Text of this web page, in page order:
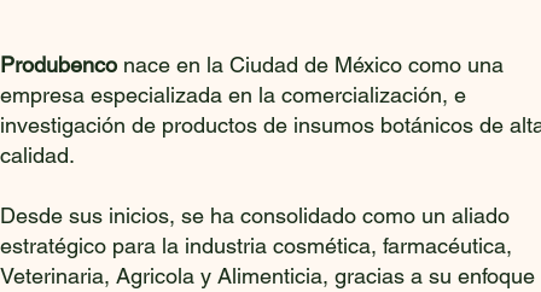
Produbenco nace en la Ciudad de México como una
empresa especializada en la comercialización, e
investigación de productos de insumos botánicos de
calidad.
Desde sus inicios, se ha consolidado como un aliado
estratégico para la industria cosmética, farmacéutica,
Veterinaria, Agricola y Alimenticia, gracias a su enfoque